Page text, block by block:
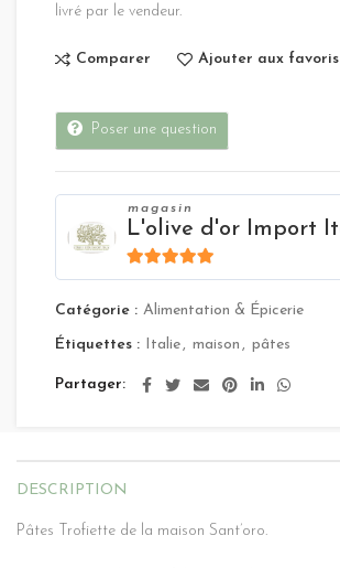
livré par le vendeur.
Comparer Ajouter aux favoris
Poser une question
magasin
L'olive d'or Import
4.8sur 5
Catégorie : Alimentation & Épicerie
Étiquettes : Italie, maison , pâtes
Partager
DESCRIPTION
Pâtes Trofiette de la maison Sant’oro.